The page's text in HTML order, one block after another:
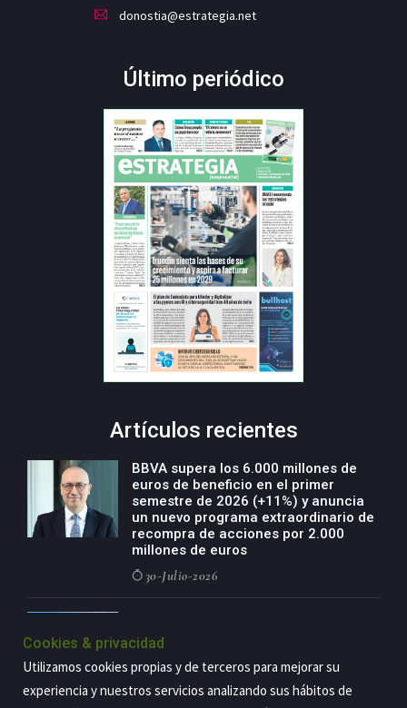
donostia@estrategia.net
Último periódico
Artículos recientes
BBVA supera los 6.000 millones de
euros de beneficio en el primer
semestre de 2026 (+11%) y anuncia
un nuevo programa extraordinario de
recompra de acciones por 2.000
millones de euros
30-Julio-2026
negocio agro con un modelo global
de especialización presente en siete
países
29-Julio-2026
Cookies & privacidad
Utilizamos cookies propias y de terceros para mejorar su
experiencia y nuestros servicios analizando sus hábitos de